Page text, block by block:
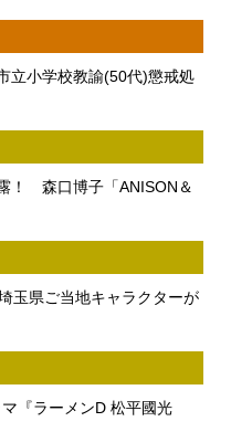
小学校教諭(50代)懲戒処
！ 森口博子「ANISON＆
玉県ご当地キャラクターが
『ラーメンD 松平國光